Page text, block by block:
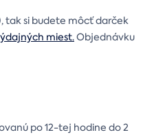
tak si budete môcť darček
miest.Objednávku
po 12-tej hodine do 2